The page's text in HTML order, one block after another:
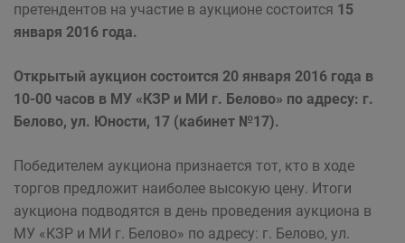
претендентов на участие в аукционе состоится 15
января 2016 года.
Открытый аукцион состоится 20 января 2016 года в
10-00 часов в МУ «КЗР и МИ г. Белово» по адресу: г.
Белово, ул. Юности, 17 (кабинет №17).
Победителем аукциона признается тот, кто в ходе
торгов предложит наиболее высокую цену. Итоги
аукциона подводятся в день проведения аукциона в
МУ «КЗР и МИ г. Белово» по адресу: г. Белово, ул.